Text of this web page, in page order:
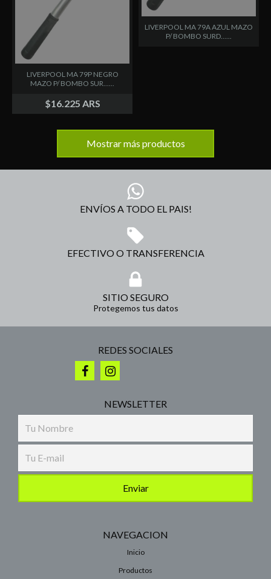
LIVERPOOL MA 79P NEGRO
MAZO P/ BOMBO SUR......
$16.225 ARS
LIVERPOOL MA 79A AZUL MAZO
P/ BOMBO SURD......
Mostrar más productos
ENVÍOS A TODO EL PAIS!
EFECTIVO O TRANSFERENCIA
SITIO SEGURO
Protegemos tus datos
REDES SOCIALES
NEWSLETTER
NAVEGACION
Inicio
Productos